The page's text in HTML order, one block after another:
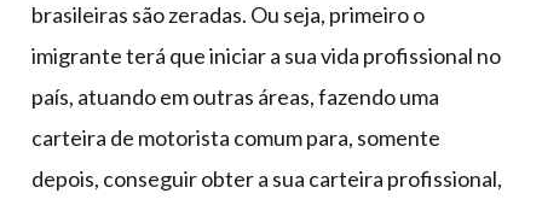
brasileiras são zeradas. Ou seja, primeiro o
imigrante terá que iniciar a sua vida profissional no
país, atuando em outras áreas, fazendo uma
carteira de motorista comum para, somente
depois, conseguir obter a sua carteira profissional,